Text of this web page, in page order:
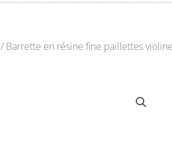
/ Barrette en résine fine paillettes